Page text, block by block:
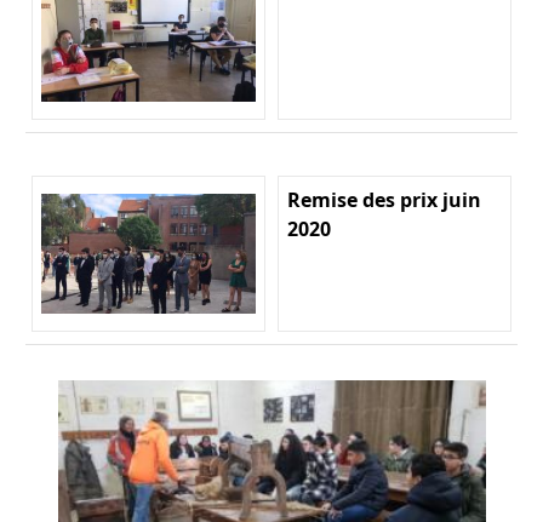
Remise des prix juin
2020